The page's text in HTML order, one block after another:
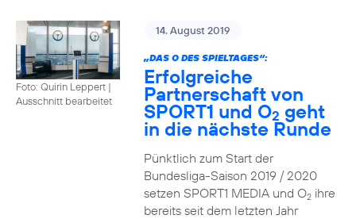
Foto: Quirin Leppert |
Ausschnitt bearbeitet
14. August 2019
„DAS O DES SPIELTAGES“:
Erfolgreiche
Partnerschaft von
SPORT1 und O2 geht
in die nächste Runde
Pünktlich zum Start der
Bundesliga-Saison 2019 / 2020
setzen SPORT1 MEDIA und O2ihre
bereits seit dem letzten Jahr